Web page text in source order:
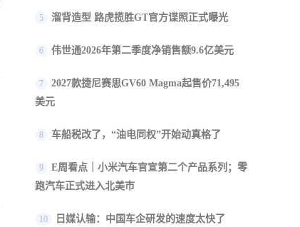
5 溜背造型 路虎揽胜GT官方谍照正式曝光
6 伟世通2026年第二季度净销售额9.6亿美元
7
2027款捷尼赛思GV60 Magma起售价71,495
美元
8 车船税改了，“油电同权”开始动真格了
9
E周看点｜小米汽车官宣第二个产品系列；零
跑汽车正式进入北美市
10 日媒认输：中国车企研发的速度太快了